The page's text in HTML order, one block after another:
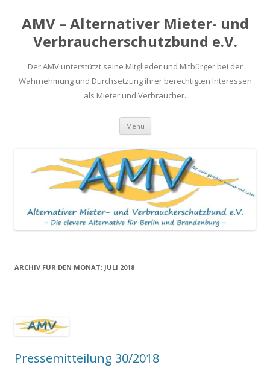
AMV – Alternativer Mieter- und
Verbraucherschutzbund e.V.
Der AMV unterstützt seine Mitglieder und Mitbürger bei der
Wahrnehmung und Durchsetzung ihrer berechtigten Interessen
als Mieter und Verbraucher.
Menü Springe
Inhalt
ARCHIV FÜR DEN MONAT: JULI 2018
Pressemitteilung 30/2018